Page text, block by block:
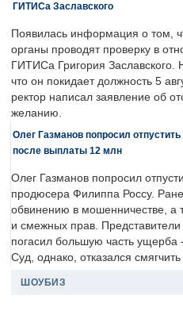
ГИТИСа Заславского
Появилась информация о том,
органы проводят проверку в
ГИТИСа Григория Заславского.
что он покидает должность 5
ректор написал заявление об
желанию.
Олег Газманов попросил
после выплаты 12 млн
Олег Газманов попросил
продюсера Филиппа Россу.
обвинению в мошенничестве, а
и смежных прав.
погасил большую часть ущерба
Суд, однако, отказался
ШОУБИЗ